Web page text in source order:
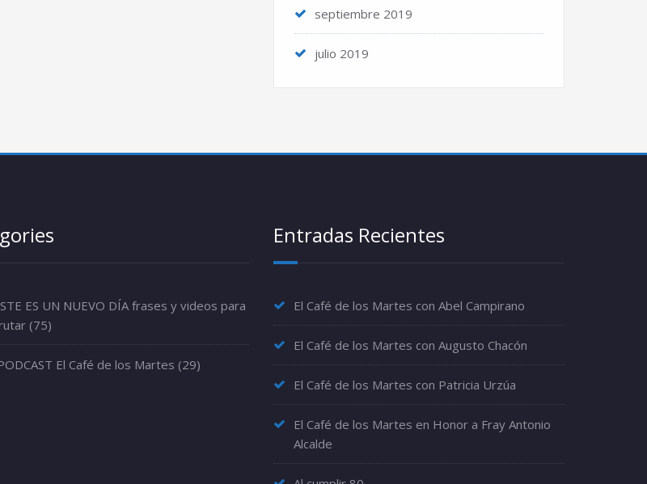
septiembre 2019
julio 2019
ES UN NUEVO DÍA frases y videos para
(75)
El Café de los Martes (29)
Entradas Recientes
El Café de los Martes con Abel Campirano
El Café de los Martes con Augusto Chacón
El Café de los Martes con Patricia Urzúa
El Café de los Martes en Honor a Fray Antonio
Alcalde